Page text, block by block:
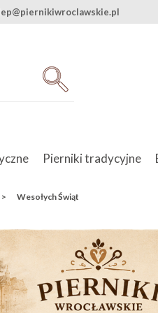
Pierniki tradycyjne
> Wesołych Świąt